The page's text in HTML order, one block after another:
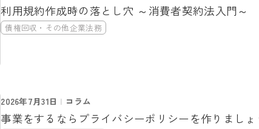
利用規約作成時の落とし穴 ～消費者契約法入門～
債権回収・その他企業法務
2026年7月31日 コラム
事業をするならプライバシーポリシーを作りましょ